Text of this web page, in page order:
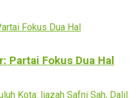
Partai Fokus Dua Hal